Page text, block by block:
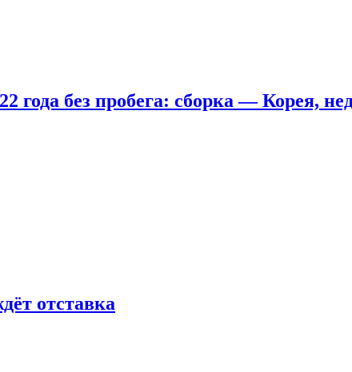
года без пробега: сборка — Корея,
отставка